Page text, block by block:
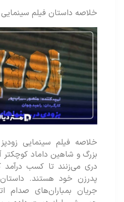
خلاصه داستان فیلم سینمایی زودپز
خلاصه فیلم سینمایی زودپز
بزرگ و شاهین داماد کوچکتر آقا
دری می‌زنند تا کسب درآمد کنند
جریان بمباران‌های صدام